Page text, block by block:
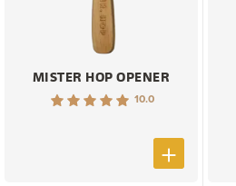
MISTER HOP OPENER
10.0